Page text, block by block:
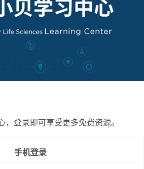
，登录即可享受更多免费资源。
手机登录